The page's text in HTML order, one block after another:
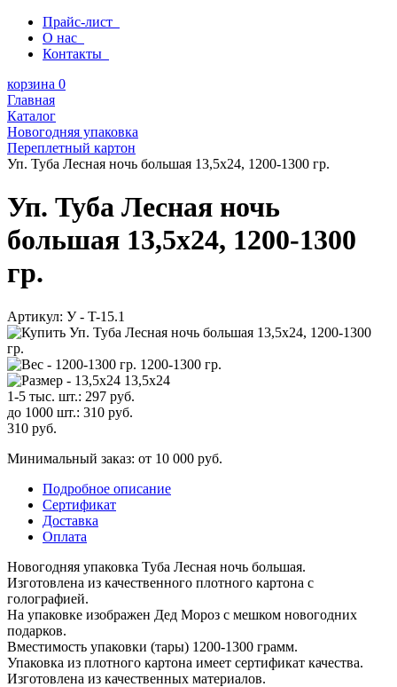
Прайс-лист
О нас
Контакты
корзина 0
Главная
Каталог
Новогодняя упаковка
Переплетный картон
Уп. Туба Лесная ночь большая 13,5х24, 1200-1300 гр.
Уп. Туба Лесная ночь
большая 13,5х24, 1200-1300
гр.
Артикул: У - T-15.1
1200-1300 гр.
13,5х24
1-5 тыс. шт.: 297 руб.
до 1000 шт.: 310 руб.
310 руб.
Минимальный заказ: от 10 000 руб.
Подробное описание
Сертификат
Доставка
Оплата
Новогодняя упаковка Туба Лесная ночь большая.
Изготовлена из качественного плотного картона с
голографией.
На упаковке изображен Дед Мороз с мешком новогодних
подарков.
Вместимость упаковки (тары) 1200-1300 грамм.
Упаковка из плотного картона имеет сертификат качества.
Изготовлена из качественных материалов.